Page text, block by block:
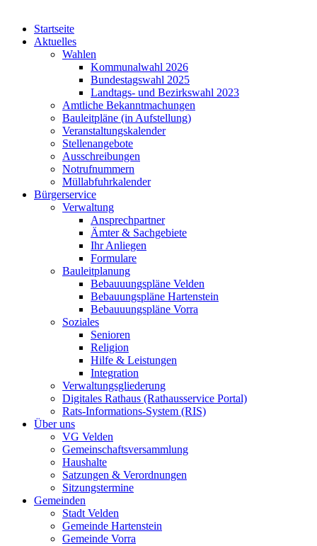
Startseite
Aktuelles
Wahlen
Kommunalwahl 2026
Bundestagswahl 2025
Landtags- und Bezirkswahl 2023
Amtliche Bekanntmachungen
Bauleitpläne (in Aufstellung)
Veranstaltungskalender
Stellenangebote
Ausschreibungen
Notrufnummern
Müllabfuhrkalender
Bürgerservice
Verwaltung
Ansprechpartner
Ämter & Sachgebiete
Ihr Anliegen
Formulare
Bauleitplanung
Bebauuungspläne Velden
Bebauungspläne Hartenstein
Bebauuungspläne Vorra
Soziales
Senioren
Religion
Hilfe & Leistungen
Integration
Verwaltungsgliederung
Digitales Rathaus (Rathausservice Portal)
Rats-Informations-System (RIS)
Über uns
VG Velden
Gemeinschaftsversammlung
Haushalte
Satzungen & Verordnungen
Sitzungstermine
Gemeinden
Stadt Velden
Gemeinde Hartenstein
Gemeinde Vorra